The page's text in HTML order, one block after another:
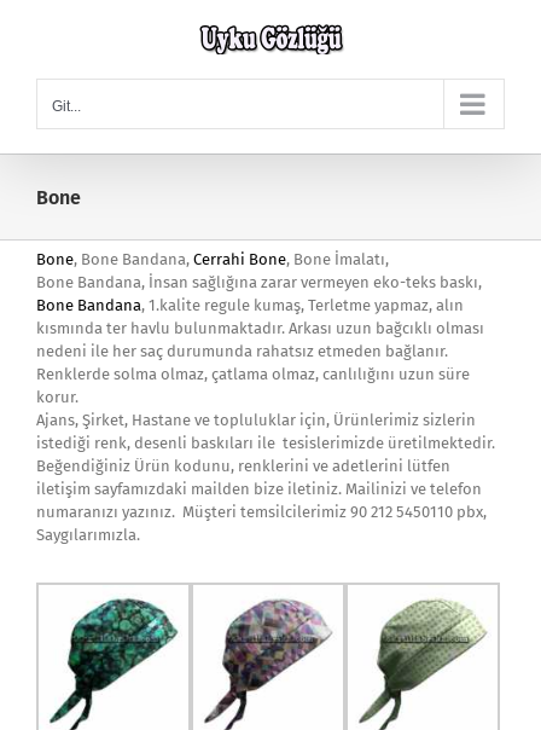
Git...
Bone
Bone, Bone Bandana, Cerrahi Bone, Bone İmalatı,
Bone Bandana, İnsan sağlığına zarar vermeyen eko-teks baskı,
Bone Bandana, 1.kalite regule kumaş, Terletme yapmaz, alın
kısmında ter havlu bulunmaktadır. Arkası uzun bağcıklı olması
nedeni ile her saç durumunda rahatsız etmeden bağlanır.
Renklerde solma olmaz, çatlama olmaz, canlılığını uzun süre
korur.
Ajans, Şirket, Hastane ve topluluklar için, Ürünlerimiz sizlerin
istediği renk, desenli baskıları ile tesislerimizde üretilmektedir.
Beğendiğiniz Ürün kodunu, renklerini ve adetlerini lütfen
iletişim sayfamızdaki mailden bize iletiniz. Mailinizi ve telefon
numaranızı yazınız. Müşteri temsilcilerimiz 90 212 5450110 pbx,
Saygılarımızla.